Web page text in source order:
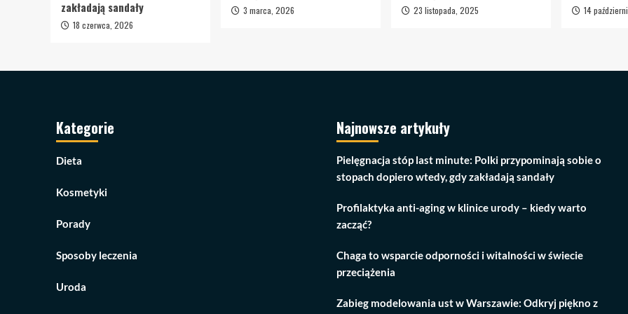
zakładają sandały
18 czerwca, 2026
3 marca, 2026 23 listopada, 2025 14
Kategorie
Dieta
Kosmetyki
Porady
Sposoby leczenia
Uroda
Najnowsze artykuły
Pielęgnacja stóp last minute: Polki przypominają sobie o
stopach dopiero wtedy, gdy zakładają sandały
Profilaktyka anti-aging w klinice urody – kiedy warto
zacząć?
Chaga to wsparcie odporności i witalności w świecie
przeciążenia
Zabieg modelowania ust w Warszawie: Odkryj piękno z